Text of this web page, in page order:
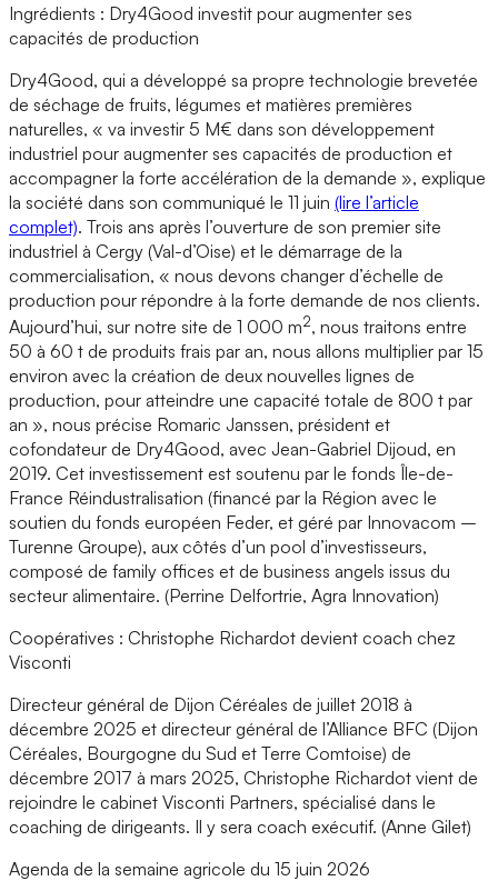
Ingrédients : Dry4Good investit pour augmenter ses
capacités de production
Dry4Good, qui a développé sa propre technologie brevetée
de séchage de fruits, légumes et matières premières
naturelles, « va investir 5 M€ dans son développement
industriel pour augmenter ses capacités de production et
accompagner la forte accélération de la demande », explique
la société dans son communiqué le 11 juin (lire l’article
complet). Trois ans après l’ouverture de son premier site
industriel à Cergy (Val-d’Oise) et le démarrage de la
commercialisation, « nous devons changer d’échelle de
production pour répondre à la forte demande de nos clients.
Aujourd’hui, sur notre site de 1 000 m2, nous traitons entre
50 à 60 t de produits frais par an, nous allons multiplier par 15
environ avec la création de deux nouvelles lignes de
production, pour atteindre une capacité totale de 800 t par
an », nous précise Romaric Janssen, président et
cofondateur de Dry4Good, avec Jean-Gabriel Dijoud, en
2019. Cet investissement est soutenu par le fonds Île-de-
France Réindustralisation (financé par la Région avec le
soutien du fonds européen Feder, et géré par Innovacom –
Turenne Groupe), aux côtés d’un pool d’investisseurs,
composé de family offices et de business angels issus du
secteur alimentaire. (Perrine Delfortrie, Agra Innovation)
Coopératives : Christophe Richardot devient coach chez
Visconti
Directeur général de Dijon Céréales de juillet 2018 à
décembre 2025 et directeur général de l’Alliance BFC (Dijon
Céréales, Bourgogne du Sud et Terre Comtoise) de
décembre 2017 à mars 2025, Christophe Richardot vient de
rejoindre le cabinet Visconti Partners, spécialisé dans le
coaching de dirigeants. Il y sera coach exécutif. (Anne Gilet)
Agenda de la semaine agricole du 15 juin 2026